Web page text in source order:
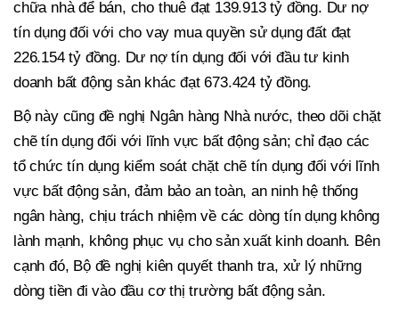
chữa nhà để bán, cho thuê đạt 139.913 tỷ đồng. Dư nợ
tín dụng đối với cho vay mua quyền sử dụng đất đạt
226.154 tỷ đồng. Dư nợ tín dụng đối với đầu tư kinh
doanh bất động sản khác đạt 673.424 tỷ đồng.
Bộ này cũng đề nghị Ngân hàng Nhà nước, theo dõi chặt
chẽ tín dụng đối với lĩnh vực bất động sản; chỉ đạo các
tổ chức tín dụng kiểm soát chặt chẽ tín dụng đối với lĩnh
vực bất động sản, đảm bảo an toàn, an ninh hệ thống
ngân hàng, chịu trách nhiệm về các dòng tín dụng không
lành mạnh, không phục vụ cho sản xuất kinh doanh. Bên
cạnh đó, Bộ đề nghị kiên quyết thanh tra, xử lý những
dòng tiền đi vào đầu cơ thị trường bất động sản.